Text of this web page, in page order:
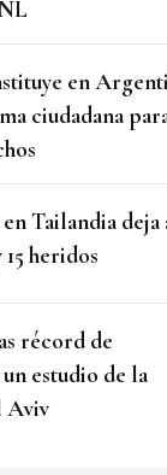
en
ciudadana
Tailandia deja
heridos
récord de
estudio de la
Aviv